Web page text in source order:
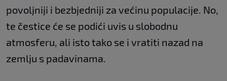
povoljniji i bezbjedniji za većinu populacije. No,
te čestice će se podići uvis u slobodnu
atmosferu, ali isto tako se i vratiti nazad na
zemlju s padavinama.